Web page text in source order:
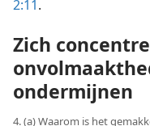
2:11.
Zich
ondermijnen
4. (a) Waarom is het